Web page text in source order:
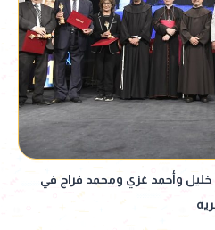
خليل وأحمد غزي ومحمد فراج في